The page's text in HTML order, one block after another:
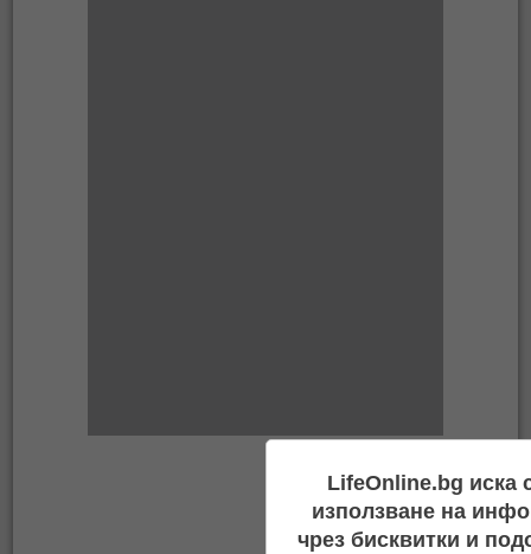
LifeOnline.bg иска
използване на
чрез бисквитки и